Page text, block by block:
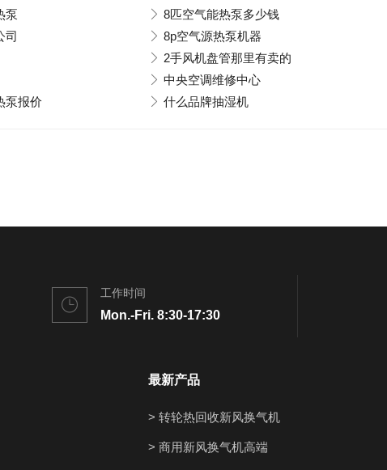
泵
8匹空气能热泵多少钱
司
8p空气源热泵机器
2手风机盘管那里有卖的
中央空调维修中心
泵报价
什么品牌抽湿机
工作时间
Mon.-Fri. 8:30-17:30
最新产品
> 转轮热回收新风换气机
> 商用新风换气机高端